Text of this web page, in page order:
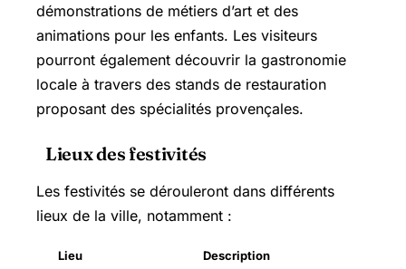
démonstrations de métiers d’art et des
animations pour les enfants. Les visiteurs
pourront également découvrir la gastronomie
locale à travers des stands de restauration
proposant des spécialités provençales.
Lieux des festivités
Les festivités se dérouleront dans différents
lieux de la ville, notamment :
Lieu
Description